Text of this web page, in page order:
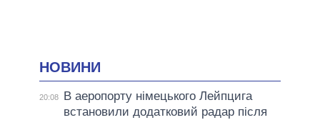
НОВИНИ
20:08
В аеропорту німецького Лейпцига
встановили додатковий радар після